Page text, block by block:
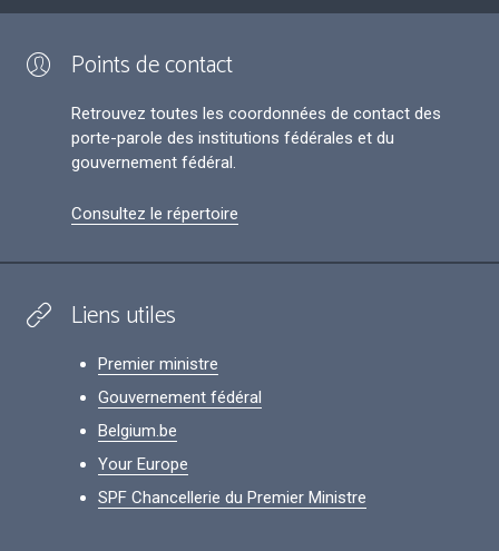
Points de contact
Retrouvez toutes les coordonnées de contact des
porte-parole des institutions fédérales et du
gouvernement fédéral.
Consultez le répertoire
Liens utiles
Premier ministre
Gouvernement fédéral
Belgium.be
Your Europe
SPF Chancellerie du Premier Ministre